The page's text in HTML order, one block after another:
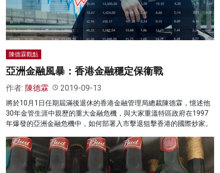
陳德霖觀點
亞洲金融風暴：香港金融穩定保衞戰
作者: 陳德霖 2019-09-13
將於10月1日任期屆滿後退休的香港金融管理局總裁陳德霖，憶述他
30年金管生涯中親歷的重大金融危機，與大家重溫特區政府在1997
年爆發的亞洲金融危機中，如何部署入市擊退狙擊香港的國際炒家。